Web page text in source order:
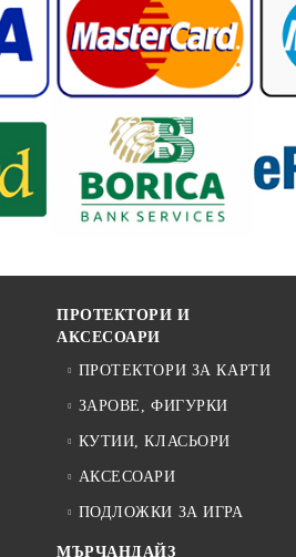
ПРОТЕКТОРИ И
АКСЕСОАРИ
ПРОТЕКТОРИ ЗА КАРТИ
ЗАРОВЕ, ФИГУРКИ
КУТИИ, КЛАСЬОРИ
АКСЕСОАРИ
ПОДЛОЖКИ ЗА ИГРА
МЪРЧАНДАЙЗ